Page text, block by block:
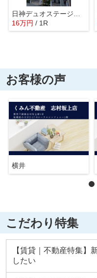
16万円 / 1R
お客様の声
横井
こだわり特集
【賃貸｜不動産特集】
したい